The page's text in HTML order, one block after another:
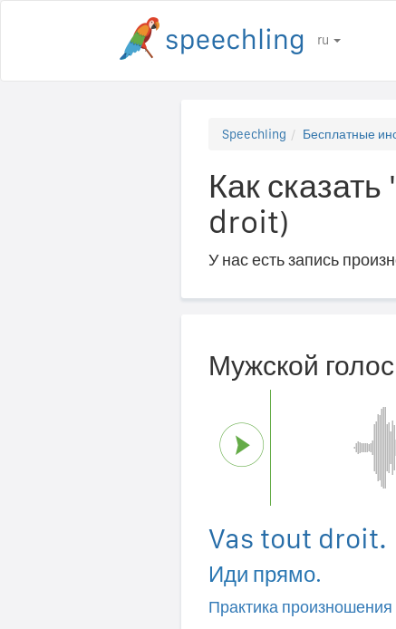
ru
Speechling Бесплатные
Как
droit)
У нас есть запись
Мужской голос
Vas tout droit.
Иди прямо.
Практика